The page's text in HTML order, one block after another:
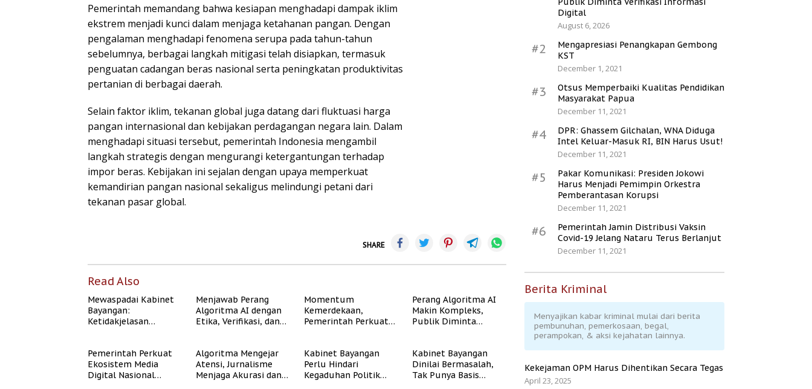
Pemerintah memandang bahwa kesiapan menghadapi dampak iklim
ekstrem menjadi kunci dalam menjaga ketahanan pangan. Dengan
pengalaman menghadapi fenomena serupa pada tahun-tahun
sebelumnya, berbagai langkah mitigasi telah disiapkan, termasuk
penguatan cadangan beras nasional serta peningkatan produktivitas
pertanian di berbagai daerah.
Selain faktor iklim, tekanan global juga datang dari fluktuasi harga
pangan internasional dan kebijakan perdagangan negara lain. Dalam
menghadapi situasi tersebut, pemerintah Indonesia mengambil
langkah strategis dengan mengurangi ketergantungan terhadap
impor beras. Kebijakan ini sejalan dengan upaya memperkuat
kemandirian pangan nasional sekaligus melindungi petani dari
tekanan pasar global.
SHARE
Read Also
Mewaspadai Kabinet
Bayangan:
Ketidakjelasan
Menjawab Perang
Algoritma AI dengan
Etika, Verifikasi, dan
Momentum
Kemerdekaan,
Pemerintah Perkuat
Masyarakat
Berpenghasilan
Rendah
Perang Algoritma AI
Makin Kompleks,
Publik Diminta
Pemerintah Perkuat
Ekosistem Media
Digital Nasional
Algoritma Mengejar
Atensi, Jurnalisme
Menjaga Akurasi dan
Kabinet Bayangan
Perlu Hindari
Kegaduhan Politik
Kabinet Bayangan
Dinilai Bermasalah,
Tak Punya Basis
Digital
August 6, 2026
#2
Mengapresiasi Penangkapan Gembong
KST
December 1, 2021
#3
Otsus Memperbaiki Kualitas Pendidikan
Masyarakat Papua
December 11, 2021
#4
DPR: Ghassem Gilchalan, WNA Diduga
Intel Keluar-Masuk RI, BIN Harus Usut!
December 11, 2021
#5
Pakar Komunikasi: Presiden Jokowi
Harus Menjadi Pemimpin Orkestra
Pemberantasan Korupsi
December 11, 2021
#6
Pemerintah Jamin Distribusi Vaksin
Covid-19 Jelang Nataru Terus Berlanjut
December 11, 2021
Berita Kriminal
Menyajikan kabar kriminal mulai dari berita
pembunuhan, pemerkosaan, begal,
perampokan, & aksi kejahatan lainnya.
Kekejaman OPM Harus Dihentikan Secara Tegas
April 23, 2025